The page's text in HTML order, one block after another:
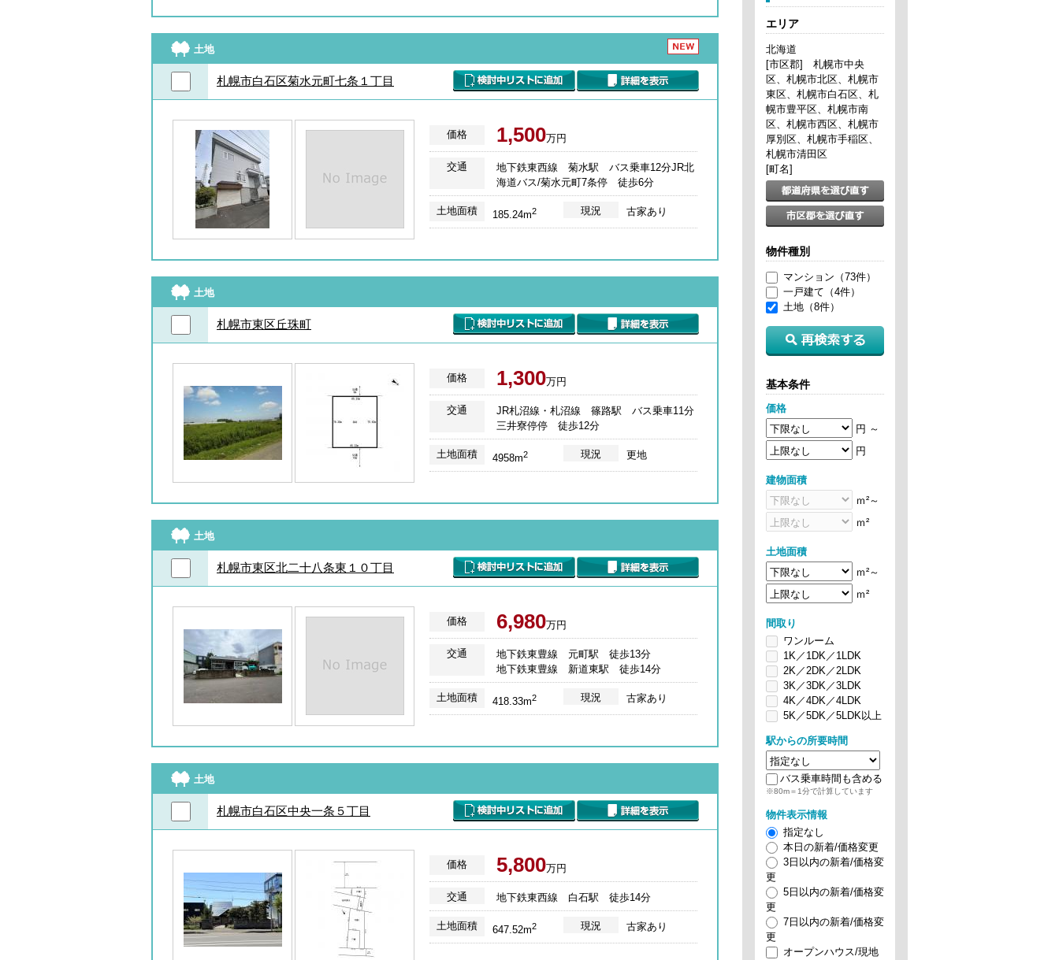
土地
札幌市白石区菊水元町七条１丁目
価格 1,500万円
交通
地下鉄東西線 菊水駅 バス乗車12分JR北
海道バス/菊水元町7条停 徒歩6分
土地面積 185.24m2 現況 古家あり
土地
札幌市東区丘珠町
価格 1,300万円
交通
JR札沼線・札沼線 篠路駅 バス乗車11分
三井寮停停 徒歩12分
土地面積 4958m2 現況 更地
土地
札幌市東区北二十八条東１０丁目
価格 6,980万円
交通
地下鉄東豊線 元町駅 徒歩13分
地下鉄東豊線 新道東駅 徒歩14分
土地面積 418.33m2 現況 古家あり
土地
札幌市白石区中央一条５丁目
価格 5,800万円
交通 地下鉄東西線 白石駅 徒歩14分
土地面積 647.52m2 現況 古家あり
エリア
北海道
[市区郡] 札幌市中央
区、札幌市北区、札幌市
東区、札幌市白石区、札
幌市豊平区、札幌市南
区、札幌市西区、札幌市
厚別区、札幌市手稲区、
札幌市清田区
[町名]
物件種別
マンション（73件）
一戸建て（4件）
土地（8件）
基本条件
価格
円 ～
円
建物面積
ｍ²～
ｍ²
土地面積
ｍ²～
ｍ²
間取り
ワンルーム
1K／1DK／1LDK
2K／2DK／2LDK
3K／3DK／3LDK
4K／4DK／4LDK
5K／5DK／5LDK以上
駅からの所要時間
バス乗車時間も含める
※80m＝1分で計算しています
物件表示情報
指定なし
本日の新着/価格変更
3日以内の新着/価格変
更
5日以内の新着/価格変
更
7日以内の新着/価格変
更
オープンハウス/現地